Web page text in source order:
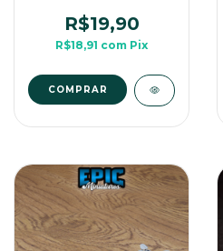
Mesa
R$19,90
R$18,91 com Pix